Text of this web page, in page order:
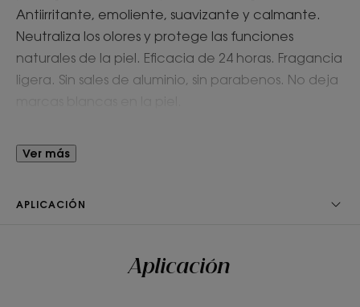
Antiirritante, emoliente, suavizante y calmante.
Neutraliza los olores y protege las funciones
naturales de la piel. Eficacia de 24 horas. Fragancia
ligera. Sin sales de aluminio, sin parabenos. No deja
Ventaja
suavizantes para la piel, es perfecta para las pieles
Ver más
APLICACIÓN
Aplicación